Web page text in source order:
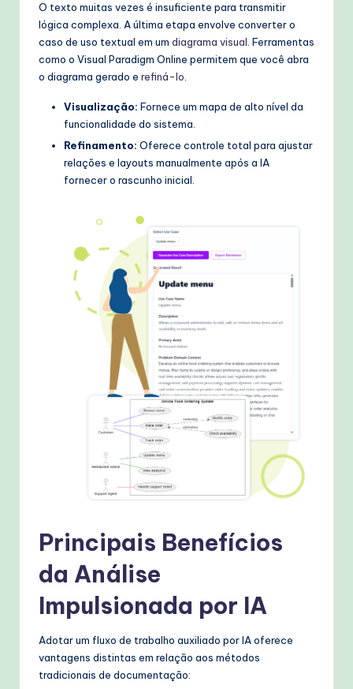
O texto muitas vezes é insuficiente para transmitir
lógica complexa. A última etapa envolve converter o
caso de uso textual em um diagrama visual . Ferramentas
como o Visual Paradigm Online permitem que você abra
o diagrama gerado e refiná-lo
Visualização: Fornece um mapa de alto nível da
funcionalidade do sistema.
Refinamento: Oferece controle total para ajustar
relações e layouts manualmente após a IA
fornecer o rascunho inicial.
Principais Benefícios
da Análise
Impulsionada por IA
Adotar um fluxo de trabalho auxiliado por IA oferece
vantagens distintas em relação aos métodos
tradicionais de documentação: